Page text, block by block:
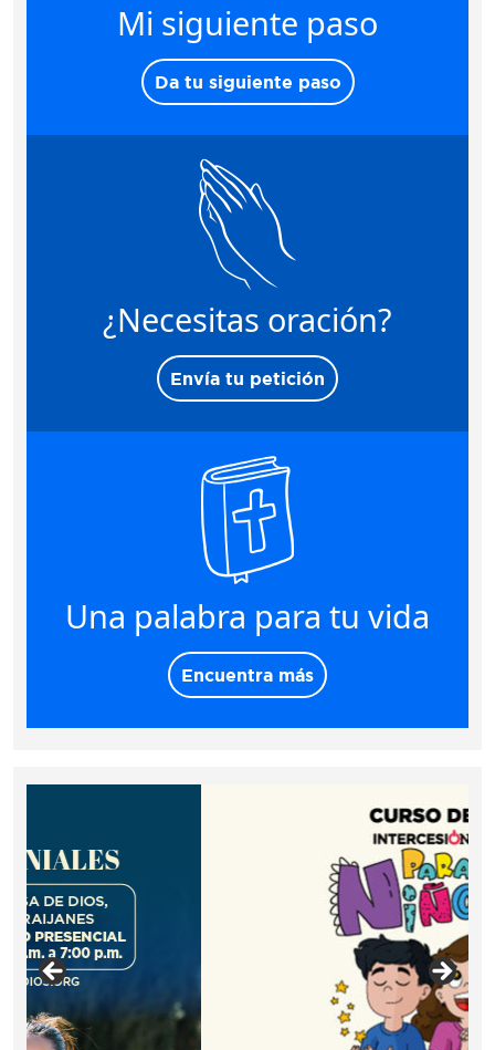
Mi siguiente paso
Da tu siguiente paso
¿Necesitas oración?
Envía tu petición
Una palabra para tu vida
Encuentra más